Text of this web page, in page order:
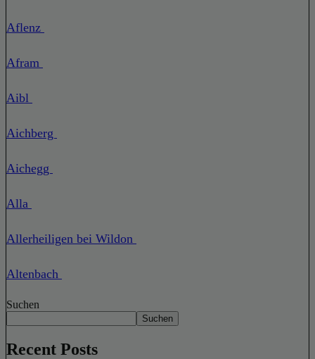
Aflenz
Afram
Aibl
Aichberg
Aichegg
Alla
Allerheiligen bei Wildon
Altenbach
Suchen
Suchen
Recent Posts